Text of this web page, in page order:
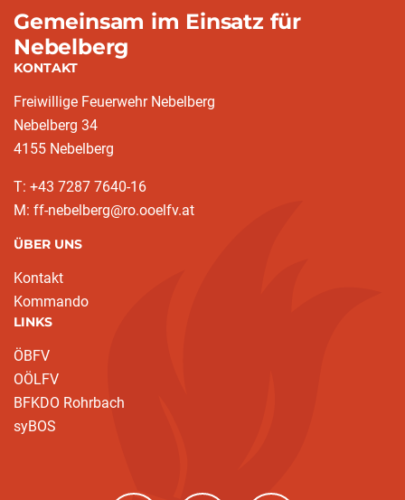
Gemeinsam im Einsatz für
Nebelberg
KONTAKT
Freiwillige Feuerwehr Nebelberg
Nebelberg 34
4155 Nebelberg
T: +43 7287 7640-16
M: ff-nebelberg@ro.ooelfv.at
ÜBER UNS
Kontakt
Kommando
LINKS
ÖBFV
OÖLFV
BFKDO Rohrbach
syBOS